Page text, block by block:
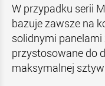
W przypadku serii
bazuje zawsze na
solidnymi
przystosowane do
maksymalnej